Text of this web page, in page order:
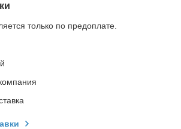
только по предоплате.